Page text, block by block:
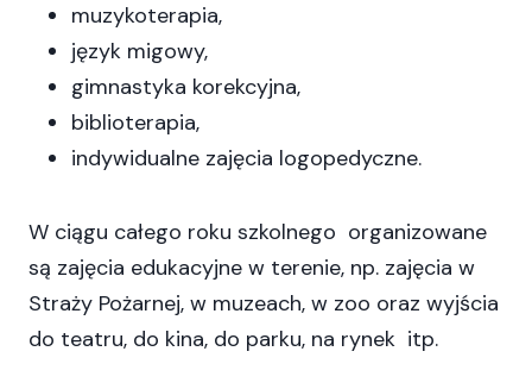
muzykoterapia,
język migowy,
gimnastyka korekcyjna,
biblioterapia,
indywidualne zajęcia logopedyczne.
W ciągu całego roku szkolnego organizowane
są zajęcia edukacyjne w terenie, np. zajęcia w
Straży Pożarnej, w muzeach, w zoo oraz wyjścia
do teatru, do kina, do parku, na rynek itp.